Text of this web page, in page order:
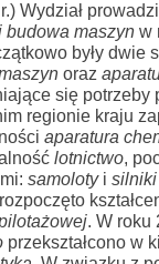
Wydział
budowa maszyn w
były dwie
oraz
się potrzeby
regionie kraju
aparatura
lotnictwo,
samolotyi
. W roku
przekształcono w